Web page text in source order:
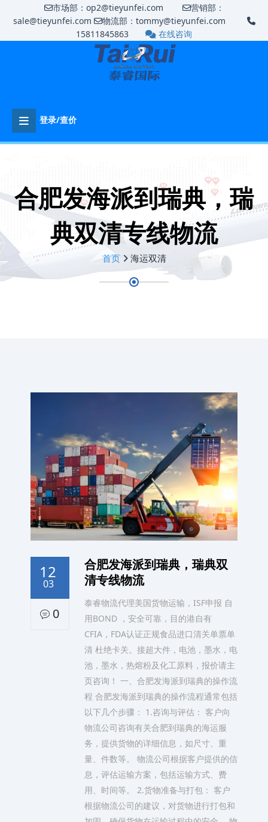
市场部：op2@tieyunfei.com
营销部：
sale@tieyunfei.com
物流部：tommy@tieyunfei.com
15811845863
在线咨询
登录/查价
合肥发海派到瑞典，瑞
典双清专线物流
首页 海运双清
12
03
0
合肥发海派到瑞典，瑞典双
清专线物流
泰睿物流代理美国货物运输，ISF申报 自
用BOND ，安全可靠，目的港自有
CFIA，FDA认证正规食品进口清关单票单
清 杜绝卡关。接超大件，电池，墨水，电
池，墨水，热熔粉及化工原料，报价请主
页咨询！ 一、合肥发海派到瑞典的操作流
程 合肥发海派到瑞典的操作流程通常包括
以下几个步骤： 1.咨询与评估： 客户向
物流公司咨询有关合肥到瑞典的海运服
务，提供货物的详细信息，如尺寸、重
量、件数等。 物流公司根据客户提供的信
息，评估运输方案，包括运输方式、费
用、时间等。 2.货物准备与打包： 客户
根据物流公司的建议，对货物进行打包和